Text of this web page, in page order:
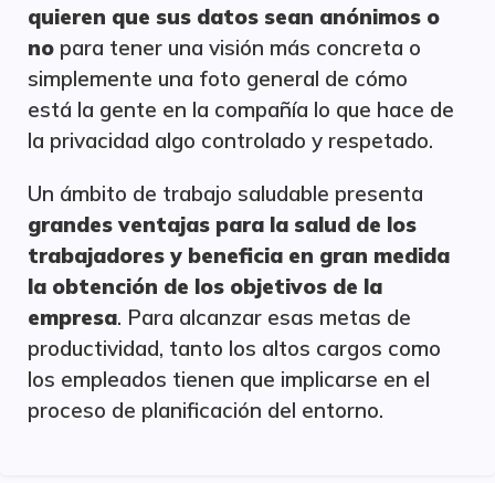
quieren que sus datos sean anónimos o
no para tener una visión más concreta o
simplemente una foto general de cómo
está la gente en la compañía lo que hace de
la privacidad algo controlado y respetado.
Un ámbito de trabajo saludable presenta
grandes ventajas para la salud de los
trabajadores y beneficia en gran medida
la obtención de los objetivos de la
empresa. Para alcanzar esas metas de
productividad, tanto los altos cargos como
los empleados tienen que implicarse en el
proceso de planificación del entorno.